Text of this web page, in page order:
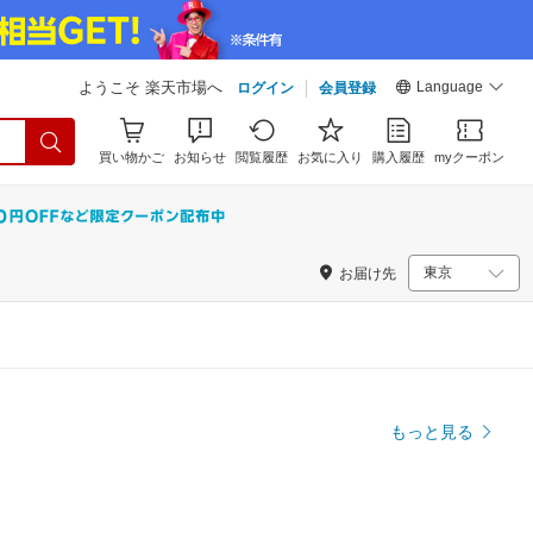
ようこそ 楽天市場へ ログイン 会員登録 Language
買い物かご お知らせ 閲覧履歴 お気に入り 購入履歴 myクーポン
お届け先
もっと見る